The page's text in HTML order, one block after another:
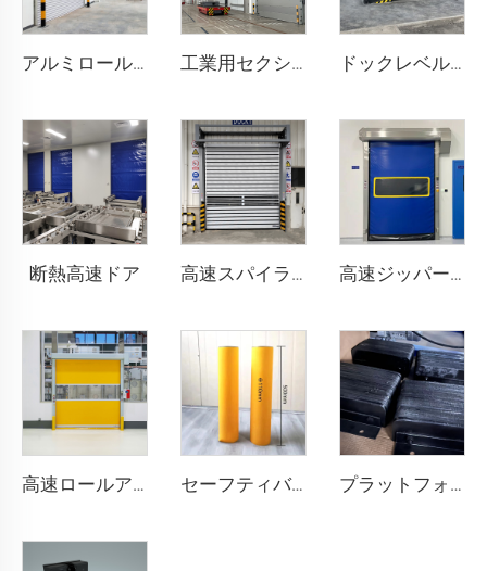
アルミロールシャッタードア 工業用セクショナルドア ドックレベル러
断熱高速ドア 高速スパイラルドア 高速ジッパー式ドア
高速ロールアップドア セーフティバリア プラットフォーム衝突防止ブロック